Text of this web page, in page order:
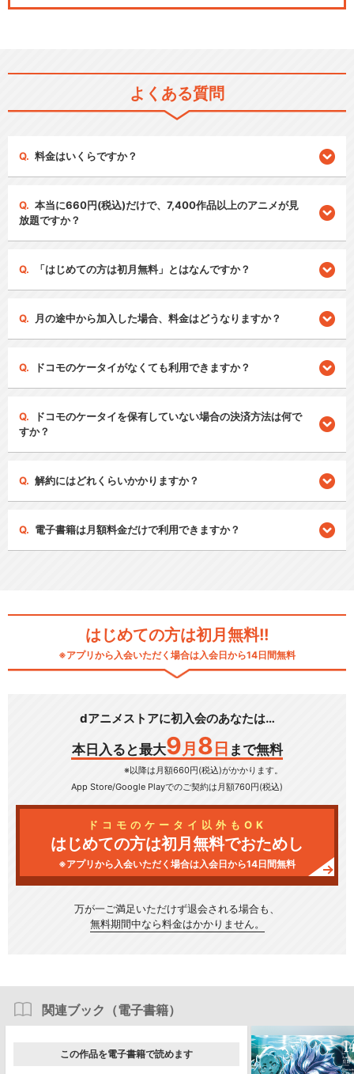
よくある質問
料金はいくらですか？
本当に660円(税込)だけで、7,400作品以上のアニメが見
放題ですか？
「はじめての方は初月無料」とはなんですか？
月の途中から加入した場合、料金はどうなりますか？
ドコモのケータイがなくても利用できますか？
ドコモのケータイを保有していない場合の決済方法は何で
すか？
解約にはどれくらいかかりますか？
電子書籍は月額料金だけで利用できますか？
はじめての方は初月無料!!
※アプリから入会いただく場合は入会日から14日間無料
dアニメストアに初入会のあなたは…
本日入ると最大9 月 8 日 まで無料
※以降は月額660円(税込)がかかります。
App Store/Google Playでのご契約は月額760円(税込)
ドコモのケータイ以外もOK
はじめての方は初月無料でおためし
※アプリから入会いただく場合は入会日から14日間無料
万が一ご満足いただけず退会される場合も、
無料期間中なら料金はかかりません。
関連ブック（電子書籍）
この作品を電子書籍で読めます